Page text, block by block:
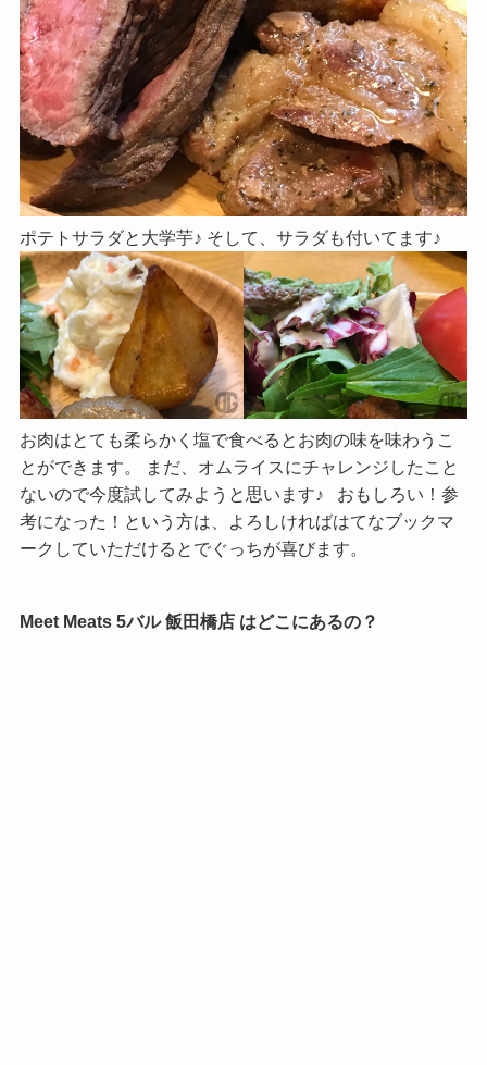
ポテトサラダと大学芋♪ そして、サラダも付いてます♪
お肉はとても柔らかく塩で食べるとお肉の味を味わうこ
とができます。 まだ、オムライスにチャレンジしたこと
ないので今度試してみようと思います♪ おもしろい！参
考になった！という方は、よろしければはてなブックマ
ークしていただけるとでぐっちが喜びます。
Meet Meats 5バル 飯田橋店 はどこにあるの？